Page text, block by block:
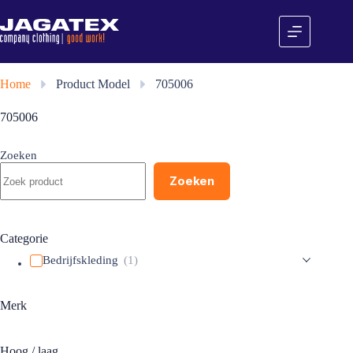
naar
de
inhoud
Home » Product Model » 705006
705006
Zoeken
Zoeken
Categorie
Bedrijfskleding (1)
Merk